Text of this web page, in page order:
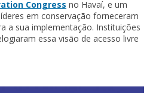
Congress no Havaí, e um
em conservação forneceram
a sua implementação. Instituições
essa visão de acesso livre